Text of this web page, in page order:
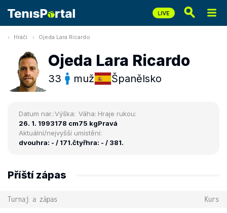
Hráči Ojeda Lara Ricardo
Ojeda Lara Ricardo
33 muž Španělsko
Datum nar.:
26. 1. 1993
Výška:
178 cm
Váha:
75 kg
Hraje rukou:
Pravá
Aktuální/nejvyšší umístění:
dvouhra: - / 171.čtyřhra: - / 381.
Příští zápas
Turnaj a zápas Kurs